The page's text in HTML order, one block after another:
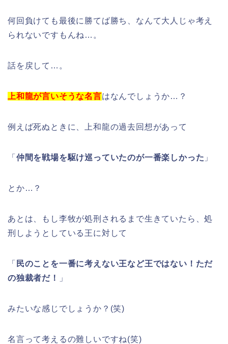
何回負けても最後に勝てば勝ち、なんて大人じゃ考え
られないですもんね…。
話を戻して…。
上和龍が言いそうな名言はなんでしょうか…？
例えば死ぬときに、上和龍の過去回想があって
「 仲間を戦場を駆け巡っていたのが一番楽しかった 」
とか…？
あとは、もし李牧が処刑されるまで生きていたら、処
刑しようとしている王に対して
「 民のことを一番に考えない王など王ではない！ただ
の独裁者だ！
」
みたいな感じでしょうか？(笑)
名言って考えるの難しいですね(笑)